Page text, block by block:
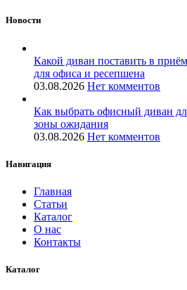
Новости
Какой диван поставить в
для офиса и ресепшена
03.08.2026 Нет комментов
Как выбрать офисный диван
зоны ожидания
03.08.2026 Нет комментов
Навигация
Главная
Статьи
Каталог
О нас
Контакты
Каталог